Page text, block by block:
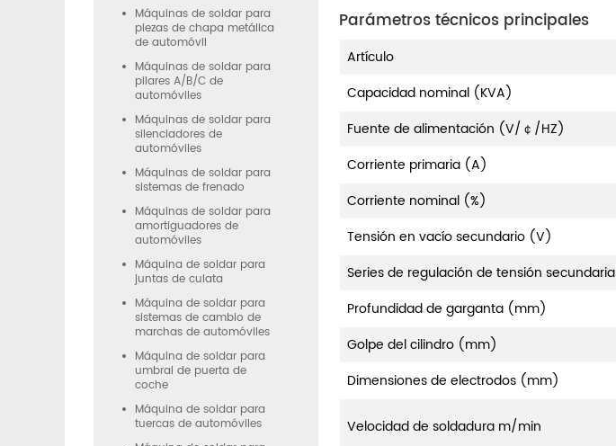
Parámetros técnicos principales
Artículo
Capacidad nominal (KVA)
Fuente de alimentación (V/￠/HZ)
Corriente primaria (A)
Corriente nominal (%)
Tensión en vacío secundario (V)
Series de regulación de tensión secundaria
Profundidad de garganta (mm)
Golpe del cilindro (mm)
Dimensiones de electrodos (mm)
Velocidad de soldadura m/min
Máquinas de soldar para
piezas de chapa metálica
de automóvil
Máquinas de soldar para
pilares A/B/C de
automóviles
Máquinas de soldar para
silenciadores de
automóviles
Máquinas de soldar para
sistemas de frenado
Máquinas de soldar para
amortiguadores de
automóviles
Máquina de soldar para
juntas de culata
Máquina de soldar para
sistemas de cambio de
marchas de automóviles
Máquina de soldar para
umbral de puerta de
coche
Máquina de soldar para
tuercas de automóviles